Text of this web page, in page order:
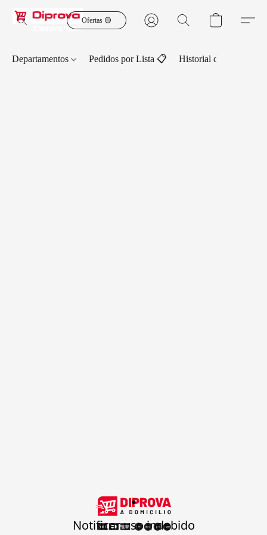
Ofertas 🟡
Departamentos Pedidos por Lista 📋 Historial de Pedidos
.
Notificar uso indebido